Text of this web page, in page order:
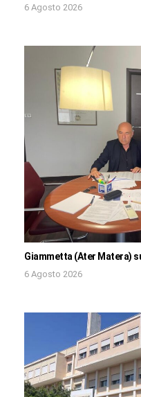
6 Agosto 2026
Giammetta (Ater Matera)
6 Agosto 2026